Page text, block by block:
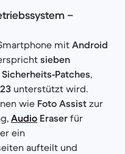
–
mit Android
sieben
,
unterstützt wird.
wie Foto Assist zur
Audio Eraser für
ein
aufteilt und